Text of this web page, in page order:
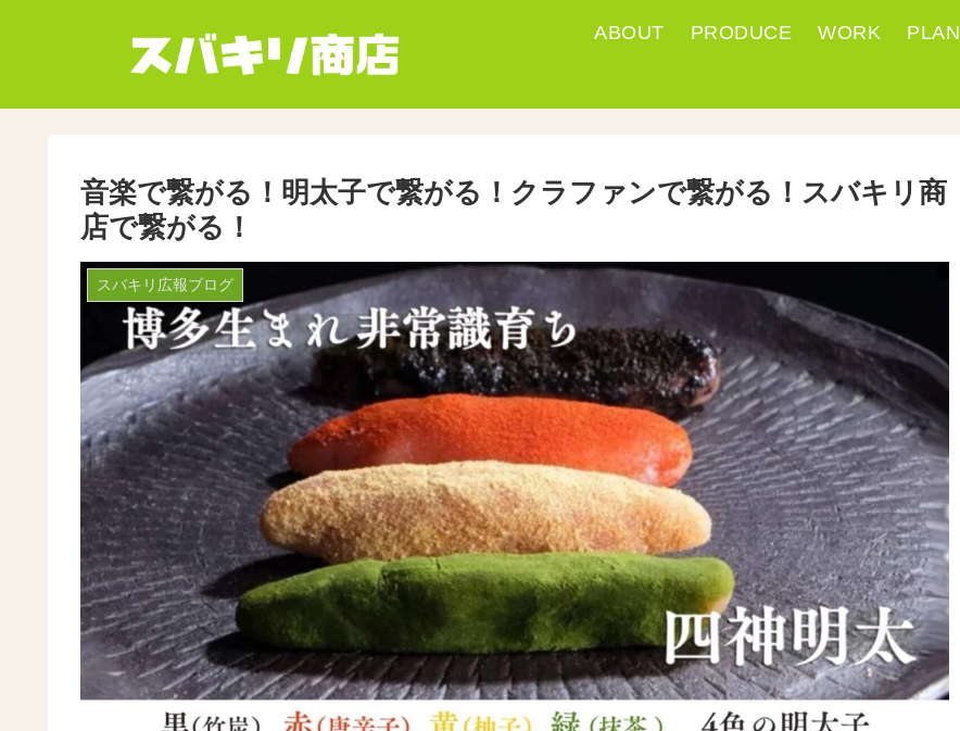
ABOUT PRODUCE WORK PLAN
音楽で繋がる！明太子で繋がる！クラファンで繋がる！スバキリ商
店で繋がる！
スバキリ広報ブログ